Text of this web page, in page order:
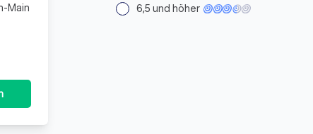
Main
6,5 und höher